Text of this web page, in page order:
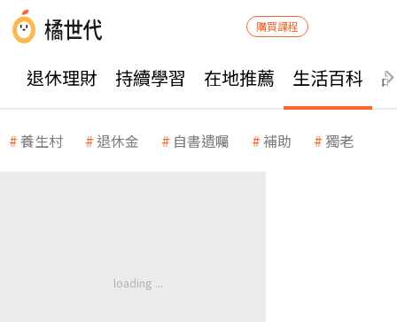
購買課程
退休理財 持續學習 在地推薦 生活百科
養生村 退休金 自書遺囑 補助 獨老